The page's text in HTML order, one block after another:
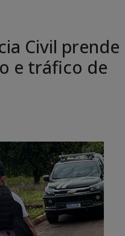
Civil prende
e tráfico de